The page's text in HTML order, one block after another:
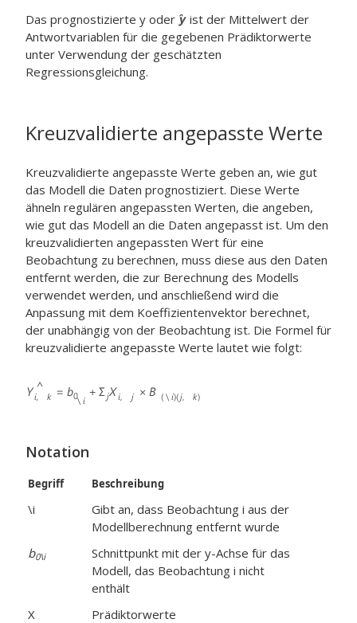
Das prognostizierte y oder
ist der Mittelwert der
Antwortvariablen für die gegebenen Prädiktorwerte
unter Verwendung der geschätzten
Regressionsgleichung.
Kreuzvalidierte angepasste Werte
Kreuzvalidierte angepasste Werte geben an, wie gut
das Modell die Daten prognostiziert. Diese Werte
ähneln regulären angepassten Werten, die angeben,
wie gut das Modell an die Daten angepasst ist. Um den
kreuzvalidierten angepassten Wert für eine
Beobachtung zu berechnen, muss diese aus den Daten
entfernt werden, die zur Berechnung des Modells
verwendet werden, und anschließend wird die
Anpassung mit dem Koeffizientenvektor berechnet,
der unabhängig von der Beobachtung ist. Die Formel für
kreuzvalidierte angepasste Werte lautet wie folgt:
Notation
Begriff Beschreibung
\i
Gibt an, dass Beobachtung i aus der
Modellberechnung entfernt wurde
b0\i
Schnittpunkt mit der y-Achse für das
Modell, das Beobachtung i nicht
enthält
X
Prädiktorwerte